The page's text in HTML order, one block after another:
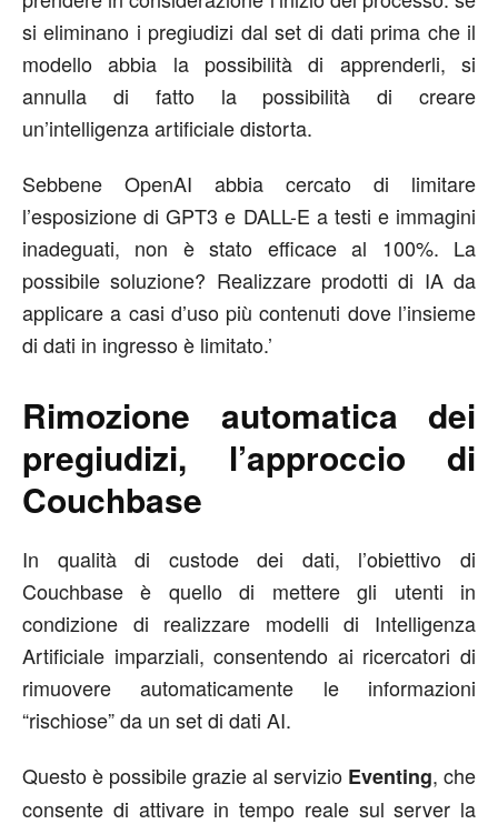
si eliminano i pregiudizi dal set di dati prima che il
modello abbia la possibilità di apprenderli, si
annulla di fatto la possibilità di creare
un’intelligenza artificiale distorta.
Sebbene OpenAI abbia cercato di limitare
l’esposizione di GPT3 e DALL-E a testi e immagini
inadeguati, non è stato efficace al 100%. La
possibile soluzione? Realizzare prodotti di IA da
applicare a casi d’uso più contenuti dove l’insieme
di dati in ingresso è limitato.’
Rimozione automatica dei
pregiudizi, l’approccio di
Couchbase
In qualità di custode dei dati, l’obiettivo di
Couchbase è quello di mettere gli utenti in
condizione di realizzare modelli di Intelligenza
Artificiale imparziali, consentendo ai ricercatori di
rimuovere automaticamente le informazioni
“rischiose” da un set di dati AI.
Questo è possibile grazie al servizio Eventing, che
consente di attivare in tempo reale sul server la